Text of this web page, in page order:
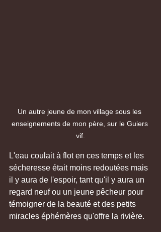
Un autre jeune de mon village sous les
enseignements de mon père, sur le Guiers
vif.
L'eau coulait à flot en ces temps et les
sécheresse était moins redoutées mais
il y aura de l'espoir, tant qu'il y aura un
regard neuf ou un jeune pêcheur pour
témoigner de la beauté et des petits
miracles éphémères qu'offre la rivière.